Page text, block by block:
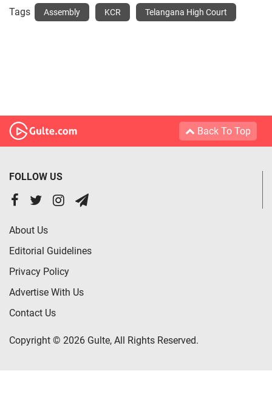
Tags Assembly KCR Telangana High Court
Back To Top
FOLLOW US
About Us
Editorial Guidelines
Privacy Policy
Advertise With Us
Contact Us
Copyright © 2026 Gulte, All Rights Reserved.